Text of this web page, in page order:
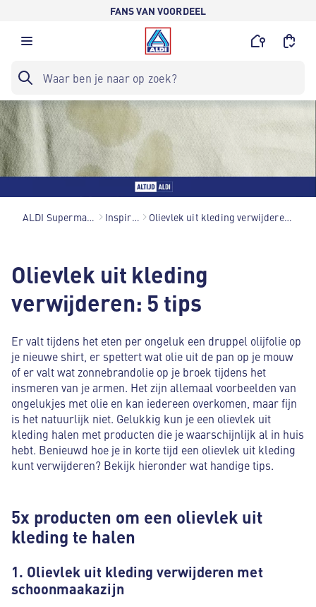
FANS VAN VOORDEEL
ALDI Supermarkten Inspiratie Olievlek uit kleding verwijderen: 5 tips
Olievlek uit kleding
verwijderen: 5 tips
Er valt tijdens het eten per ongeluk een druppel olijfolie op
je nieuwe shirt, er spettert wat olie uit de pan op je mouw
of er valt wat zonnebrandolie op je broek tijdens het
insmeren van je armen. Het zijn allemaal voorbeelden van
ongelukjes met olie en kan iedereen overkomen, maar fijn
is het natuurlijk niet. Gelukkig kun je een olievlek uit
kleding halen met producten die je waarschijnlijk al in huis
hebt. Benieuwd hoe je in korte tijd een olievlek uit kleding
kunt verwijderen? Bekijk hieronder wat handige tips.
5x producten om een olievlek uit
kleding te halen
1. Olievlek uit kleding verwijderen met
schoonmaakazijn